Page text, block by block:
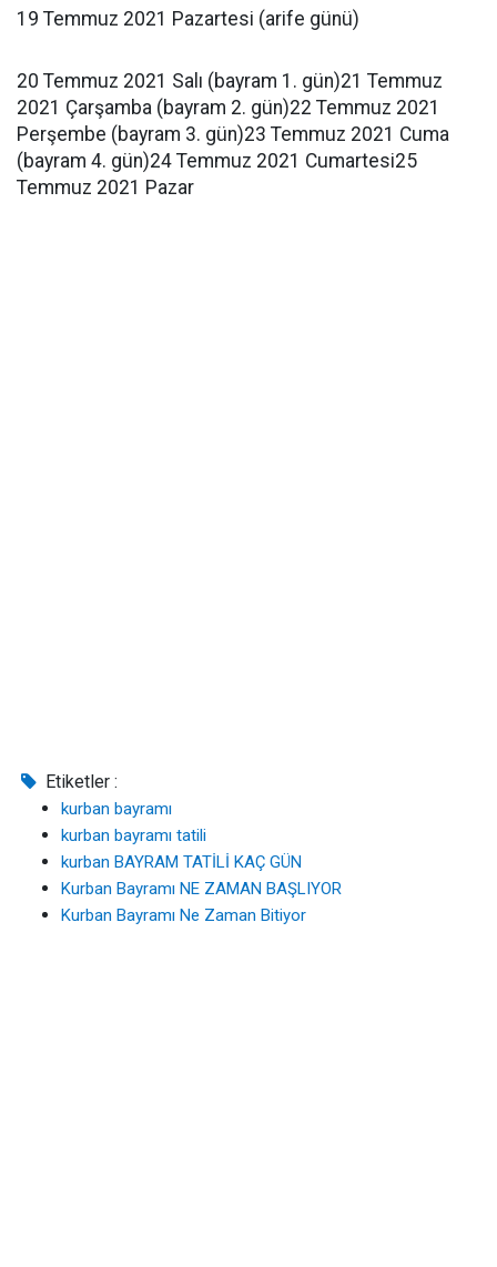
19 Temmuz 2021 Pazartesi (arife günü)
20 Temmuz 2021 Salı (bayram 1. gün)21 Temmuz
2021 Çarşamba (bayram 2. gün)22 Temmuz 2021
Perşembe (bayram 3. gün)23 Temmuz 2021 Cuma
(bayram 4. gün)24 Temmuz 2021 Cumartesi25
Temmuz 2021 Pazar
Etiketler :
kurban bayramı
kurban bayramı tatili
kurban BAYRAM TATİLİ KAÇ GÜN
Kurban Bayramı NE ZAMAN BAŞLIYOR
Kurban Bayramı Ne Zaman Bitiyor